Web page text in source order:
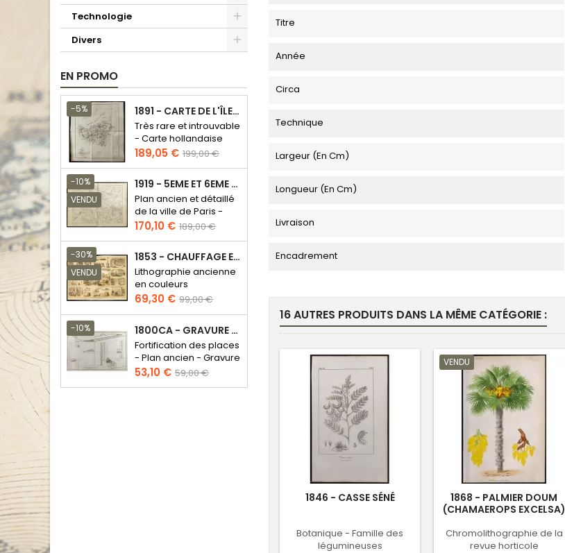
Technologie
Divers
EN PROMO
-5% 1891 - CARTE DE L'ÎLE DE BORNÉO
Très rare et introuvable
- Carte hollandaise
Prix
189,05 € Prix
de
base
199,00 €
-10%
VENDU
1919 - 5EME ET 6EME ARRONDISSEMENT DE PARIS
Plan ancien et détaillé
de la ville de Paris -
Odéon - Sorbonne
Prix
170,10 € Prix
de
base
189,00 €
-30%
VENDU
1853 - CHAUFFAGE ET ÉCLAIRAGE (LITHOGRAPHIE)
Lithographie ancienne
en couleurs
Prix
69,30 € Prix
de
base
99,00 €
-10% 1800CA - GRAVURE ARCHITECTURE MILITAIRE - ATTAQUE ET DÉFENSE
Fortification des places
- Plan ancien - Gravure
en taille douce
Prix
53,10 € Prix
de
59,00 €
Titre
Année
Circa
Technique
Largeur (en Cm)
Longueur (en Cm)
Livraison
Encadrement
16 AUTRES PRODUITS DANS LA MÊME CATÉGORIE :
1846 - CASSE SÉNÉ
Botanique - Famille des
légumineuses
VENDU
1868 - PALMIER DOUM
(CHAMAEROPS EXCELSA)
Chromolithographie de la
revue horticole